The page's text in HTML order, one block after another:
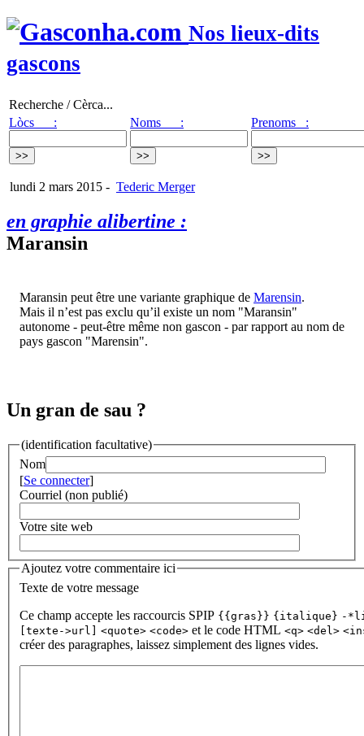
Nos lieux-dits
gascons
Recherche / Cèrca...
Lòcs :
Noms : Prenoms :
lundi 2 mars 2015 - Tederic Merger
en graphie alibertine :
Maransin
Maransin peut être une variante graphique de Marensin.
Mais il n’est pas exclu qu’il existe un nom "Maransin"
autonome - peut-être même non gascon - par rapport au nom de
pays gascon "Marensin".
Un gran de sau ?
(identification facultative)
Nom
[Se connecter]
Courriel (non publié)
Votre site web
Ajoutez votre commentaire ici
Texte de votre message
Ce champ accepte les raccourcis SPIP {{gras}} {italique} -
[texte->url] <quote> <code> et le code HTML <q> <del>
créer des paragraphes, laissez simplement des lignes vides.